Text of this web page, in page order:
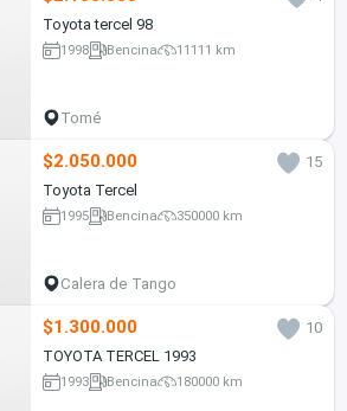
Toyota tercel 98
1998 Bencina 11111 km
Tomé
$2.050.000
15
Toyota Tercel
1995 Bencina 350000 km
Calera de Tango
$1.300.000
10
TOYOTA TERCEL 1993
1993 Bencina 180000 km